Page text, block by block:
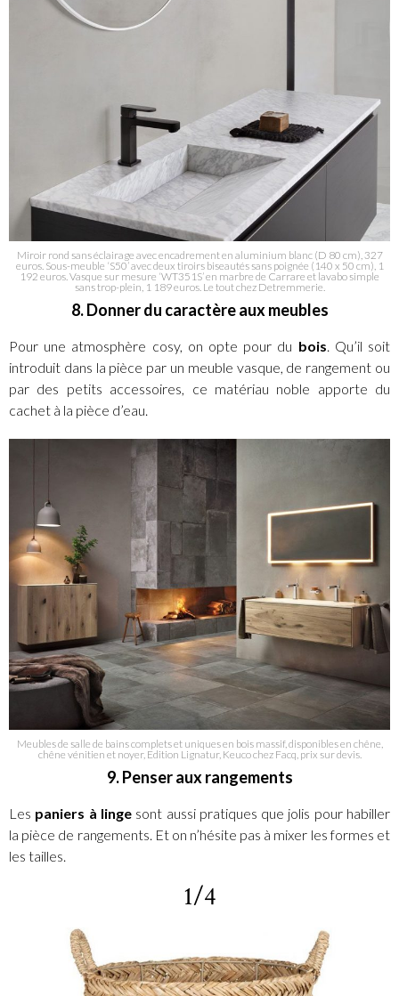
Miroir rond sans éclairage avec encadrement en aluminium blanc (D 80 cm), 327
euros. Sous-meuble ‘S50’ avec deux tiroirs biseautés sans poignée (140 x 50 cm), 1
192 euros. Vasque sur mesure ‘WT351S’ en marbre de Carrare et lavabo simple
sans trop-plein, 1 189 euros. Le tout chez Detremmerie.
8. Donner du caractère aux meubles
Pour une atmosphère cosy, on opte pour du bois. Qu’il soit
introduit dans la pièce par un meuble vasque, de rangement ou
par des petits accessoires, ce matériau noble apporte du
cachet à la pièce d’eau.
Meubles de salle de bains complets et uniques en bois massif, disponibles en chêne,
chêne vénitien et noyer, Edition Lignatur, Keuco chez Facq, prix sur devis.
9. Penser aux rangements
Les paniers à lingesont aussi pratiques que jolis pour habiller
la pièce de rangements. Et on n’hésite pas à mixer les formes et
les tailles.
1/4